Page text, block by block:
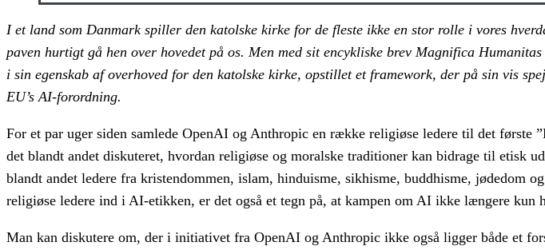
I et land som Danmark spiller den katolske kirke for de fleste ikke en stor rolle i vores
paven hurtigt gå hen over hovedet på os. Men med sit encykliske brev Magnifica
i sin egenskab af overhoved for den katolske kirke, opstillet et framework, der på sin vis
EU’s AI-forordning.
For et par uger siden samlede OpenAI og Anthropic en række religiøse ledere til det første
det blandt andet diskuteret, hvordan religiøse og moralske traditioner kan bidrage til etisk
blandt andet ledere fra kristendommen, islam, hinduisme, sikhisme, buddhisme, jødedom
religiøse ledere ind i AI-etikken, er det også et tegn på, at kampen om AI ikke længere
Man kan diskutere om, der i initiativet fra OpenAI og Anthropic ikke også ligger både et